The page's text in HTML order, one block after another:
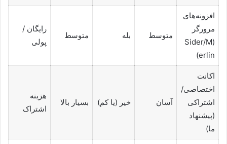
افزونه‌های
مرورگر
(Sider/M
erlin)
متوسط بله متوسط
رایگان /
پولی
اکانت
اختصاصی/
اشتراکی
(پیشنهاد
ما)
آسان خیر (یا کم) بسیار بالا
هزینه
اشتراک